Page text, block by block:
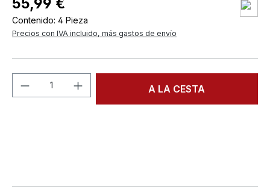
Contenido: 4 Pieza
Precios con IVA incluido, más gastos de envío
Cantidad del producto: introduce la
A LA CESTA